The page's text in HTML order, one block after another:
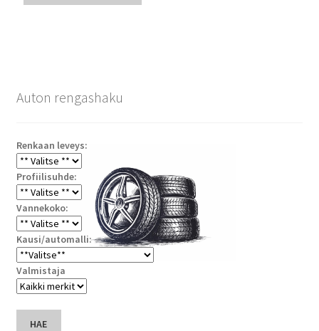
Auton rengashaku
Renkaan leveys:
Profiilisuhde:
Vannekoko:
Kausi/automalli:
Valmistaja
HAE